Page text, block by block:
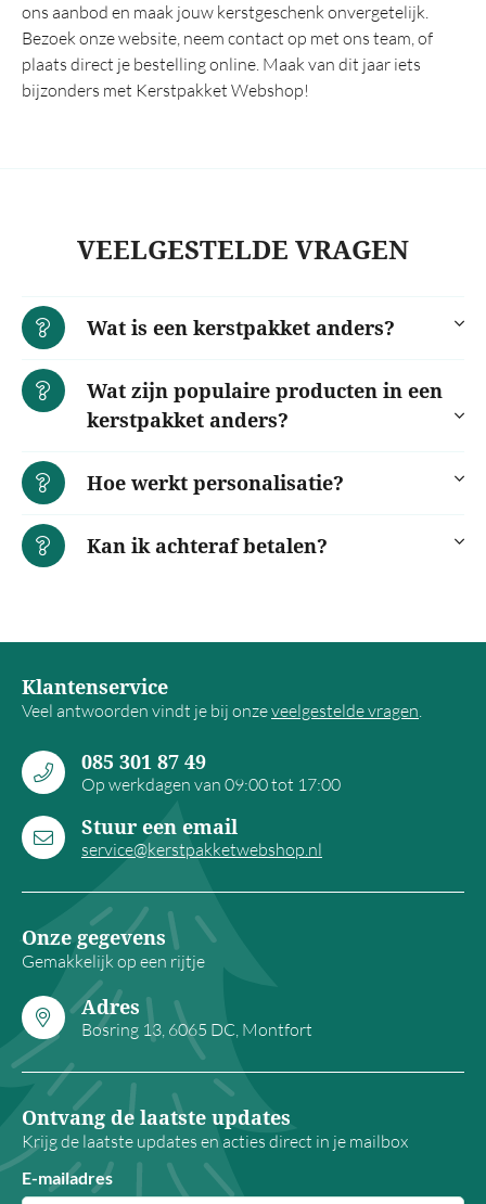
ons aanbod en maak jouw kerstgeschenk onvergetelijk.
Bezoek onze website, neem contact op met ons team, of
plaats direct je bestelling online. Maak van dit jaar iets
bijzonders met Kerstpakket Webshop!
VEELGESTELDE VRAGEN
Wat is een kerstpakket anders?
Wat zijn populaire producten in een
kerstpakket anders?
Hoe werkt personalisatie?
Kan ik achteraf betalen?
Klantenservice
Veel antwoorden vindt je bij onzeveelgestelde vragen.
085 301 87 49
Op werkdagen van 09:00 tot 17:00
Stuur een email
service@kerstpakketwebshop.nl
Onze gegevens
Gemakkelijk op een rijtje
Adres
Bosring 13, 6065 DC, Montfort
Ontvang de laatste updates
Krijg de laatste updates en acties direct in je mailbox
E-mailadres